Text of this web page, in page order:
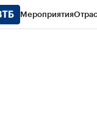
Мероприятия